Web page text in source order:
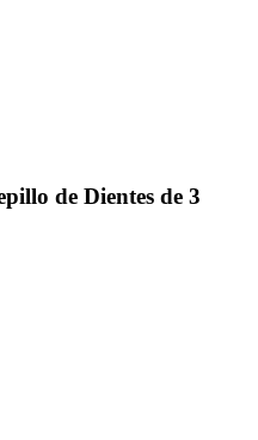
de Dientes de 3